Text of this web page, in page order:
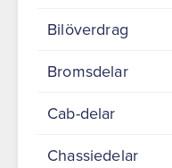
Bilöverdrag
Bromsdelar
Cab-delar
Chassiedelar